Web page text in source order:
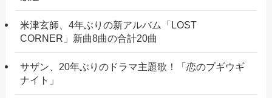
米津玄師、4年ぶりの新アルバム「LOST
CORNER」新曲8曲の合計20曲
サザン、20年ぶりのドラマ主題歌！「恋のブギウギ
ナイト」